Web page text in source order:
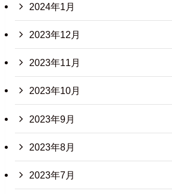
2024年1月
2023年12月
2023年11月
2023年10月
2023年9月
2023年8月
2023年7月